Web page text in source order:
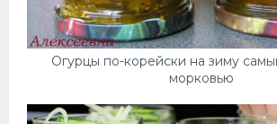
Огурцы по-корейски на зиму
морковью